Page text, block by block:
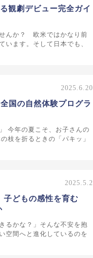
観劇デビュー完全ガイ
んか？ 欧米ではかなり前
います。そして日本でも、
2025.6.20
国の自然体験プログラ
今年の夏こそ、お子さんの
枝を折るときの「パキッ」
2025.5.2
子どもの感性を育む
るかな？」そんな不安を抱
空間へと進化しているのを